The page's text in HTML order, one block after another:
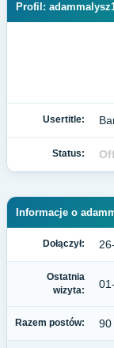
Profil:
Usertitle:
Status:
Informacje o
Dołączył:
Ostatnia
wizyta:
Razem postów: 90